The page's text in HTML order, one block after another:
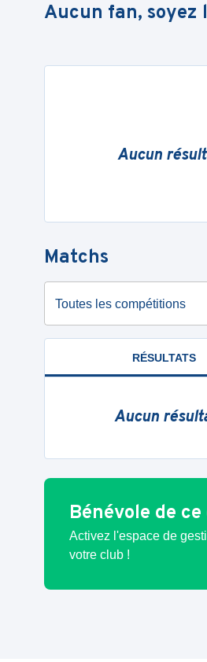
Aucun fan, soyez
Aucun
Matchs
Toutes les compétitions
RÉSULTATS
Aucun
Bénévole de
Activez l'espace de
votre club !